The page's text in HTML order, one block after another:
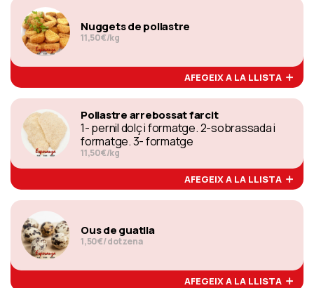
Nuggets de pollastre
11,50€/kg
AFEGEIX A LA LLISTA
Pollastre arrebossat farcit
1- pernil dolç i formatge. 2-sobrassada i
formatge. 3- formatge
11,50€/kg
AFEGEIX A LA LLISTA
Ous de guatlla
1,50€/ dotzena
AFEGEIX A LA LLISTA